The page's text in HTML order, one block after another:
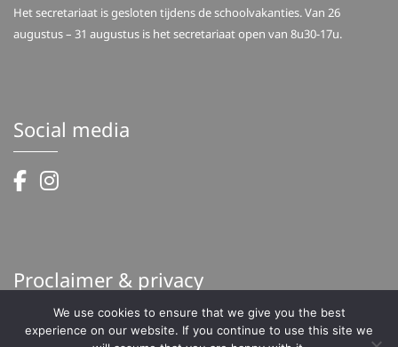
Het secretariaat is gesloten tijdens de schoolvakanties. Van 26
augustus – 31 augustus is het secretariaat open van 8u30-17u.
Social media
Proclaimer & privacy
Proclaimer
Privacy
We use cookies to ensure that we give you the best
experience on our website. If you continue to use this site we